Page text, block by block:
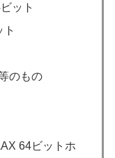
ット
のもの
64ビットホ